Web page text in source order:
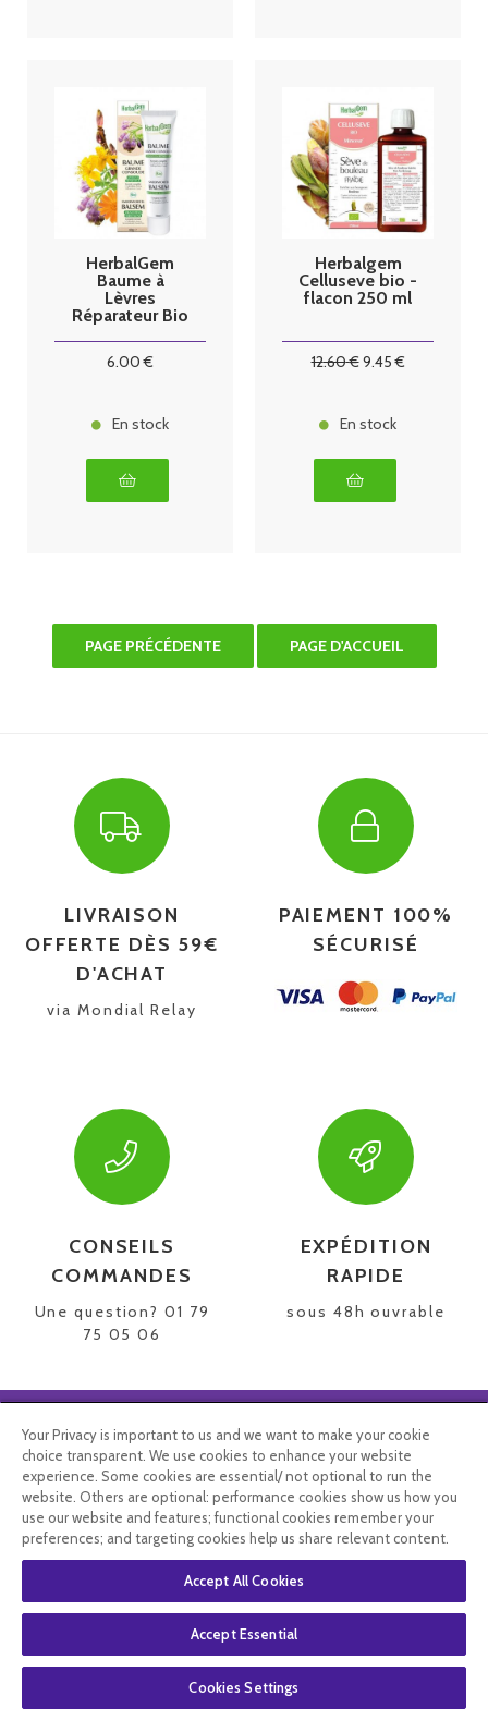
HerbalGem
Baume à
Lèvres
Réparateur Bio
6.00 €
En stock
Herbalgem
Celluseve bio -
flacon 250 ml
12.60€9.45€
En stock
LIVRAISON
OFFERTE DÈS 59€
D'ACHAT
via Mondial Relay
PAIEMENT 100%
SÉCURISÉ
CONSEILS
COMMANDES
Une question? 01 79
75 05 06
EXPÉDITION
RAPIDE
sous 48h ouvrable
REJOIGNEZ NOTRE COMMUNAUTE
NEWSLETTER
Vous affirmez avoir pris connaissance de notre
d'opposition.
Contacter le service client
Your Privacy is important to us and we want to make your cookie
choice transparent. We use cookies to enhance your website
experience. Some cookies are essential/ not optional to run the
website. Others are optional: performance cookies show us how you
use our website and features; functional cookies remember your
preferences; and targeting cookies help us share relevant content.
Accept All Cookies
Accept Essential
Cookies Settings